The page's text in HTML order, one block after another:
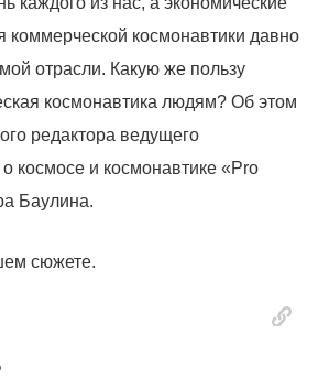
коммерческой космонавтики давно
отрасли. Какую же пользу
космонавтика людям? Об этом
редактора ведущего
космосе и космонавтике «Pro
Баулина.
сюжете.